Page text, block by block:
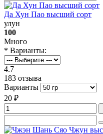
Да Хун Пао высший сорт
улун
100
Много
* Варианты:
4.7
183 отзыва
Варианты
20 ₽